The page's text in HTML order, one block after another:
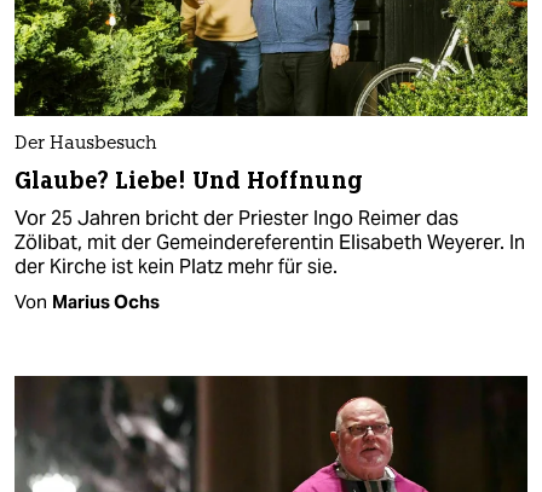
Der Hausbesuch
Glaube? Liebe! Und Hoffnung
Vor 25 Jahren bricht der Priester Ingo Reimer das
Zölibat, mit der Gemeindereferentin Elisabeth Weyerer. In
der Kirche ist kein Platz mehr für sie.
Von Marius Ochs